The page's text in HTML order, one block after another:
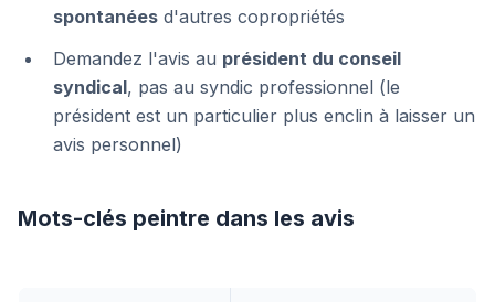
spontanées d'autres copropriétés
Demandez l'avis au président du conseil
syndical, pas au syndic professionnel (le
président est un particulier plus enclin à laisser un
avis personnel)
Mots-clés peintre dans les avis